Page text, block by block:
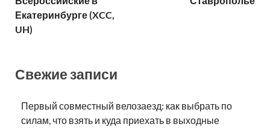
Екатеринбурге (XCC,
UH)
Свежие записи
Первый совместный велозаезд: как выбрать по
силам, что взять и куда приехать в выходные